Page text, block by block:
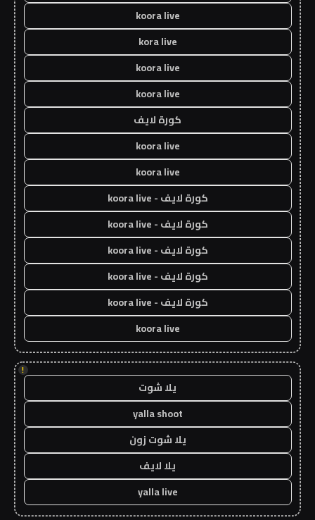
koora live
kora live
koora live
koora live
كورة لايف
koora live
koora live
كورة لايف - koora live
كورة لايف - koora live
كورة لايف - koora live
كورة لايف - koora live
كورة لايف - koora live
koora live
!
يلا شوت
yalla shoot
يلا شوت زون
يلا لايف
yalla live